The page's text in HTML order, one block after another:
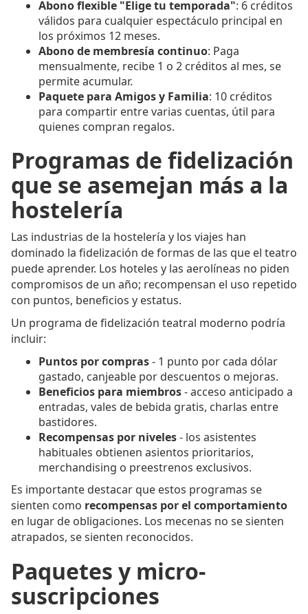
Abono flexible "Elige tu temporada": 6 créditos
válidos para cualquier espectáculo principal en
los próximos 12 meses.
Abono de membresía continuo: Paga
mensualmente, recibe 1 o 2 créditos al mes, se
permite acumular.
Paquete para Amigos y Familia: 10 créditos
para compartir entre varias cuentas, útil para
quienes compran regalos.
Programas de fidelización
que se asemejan más a la
hostelería
Las industrias de la hostelería y los viajes han
dominado la fidelización de formas de las que el teatro
puede aprender. Los hoteles y las aerolíneas no piden
compromisos de un año; recompensan el uso repetido
con puntos, beneficios y estatus.
Un programa de fidelización teatral moderno podría
incluir:
Puntos por compras- 1 punto por cada dólar
gastado, canjeable por descuentos o mejoras.
Beneficios para miembros- acceso anticipado a
entradas, vales de bebida gratis, charlas entre
bastidores.
Recompensas por niveles- los asistentes
habituales obtienen asientos prioritarios,
merchandising o preestrenos exclusivos.
Es importante destacar que estos programas se
sienten como recompensas por el comportamiento
en lugar de obligaciones. Los mecenas no se sienten
atrapados, se sienten reconocidos.
Paquetes y micro-
suscripciones